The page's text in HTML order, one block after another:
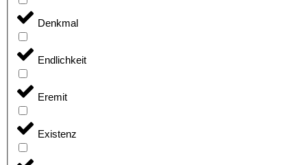
Denkmal
Endlichkeit
Eremit
Existenz